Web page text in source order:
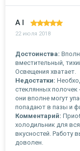
A I
22 июля 2018
Достоинства:
вместительный,
Освещения хватает.
Недостатки:
стеклянных полочек
они вполне могут
попадают в пазы и
Комментарий:
холодильник для
вкусностей. Работу
доволен.